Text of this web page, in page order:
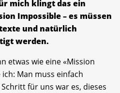
mich klingt das ein
Impossible – es müssen
und natürlich
werden.
etwas wie eine «Mission
Man muss einfach
für uns war es, dieses